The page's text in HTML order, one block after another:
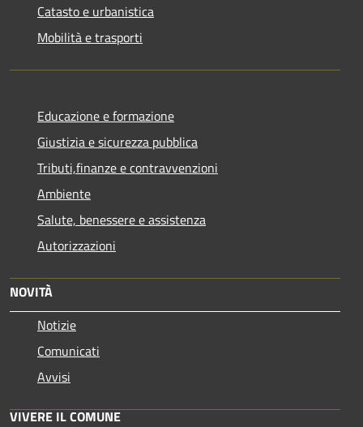
Catasto e urbanistica
Mobilità e trasporti
Educazione e formazione
Giustizia e sicurezza pubblica
Tributi,finanze e contravvenzioni
Ambiente
Salute, benessere e assistenza
Autorizzazioni
NOVITÀ
Notizie
Comunicati
Avvisi
VIVERE IL COMUNE